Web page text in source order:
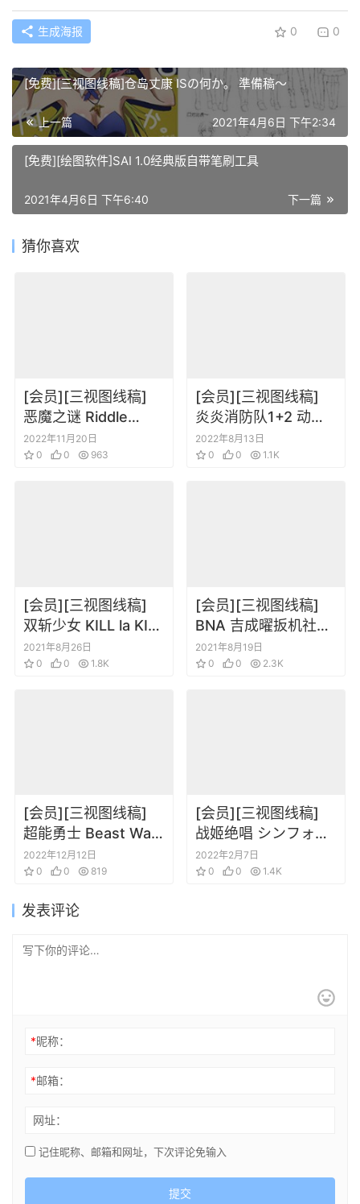
生成海报 0 0
[免费][三视图线稿]仓岛丈康 ISの何か。 準備稿～
上一篇 2021年4月6日 下午2:34
[免费][绘图软件]SAI 1.0经典版自带笔刷工具
下一篇
2021年4月6日 下午6:40
猜你喜欢
[会员][三视图线稿]
恶魔之谜 Riddle
Story of Devil 设定资
料集
2022年11月20日
0
0 963
[会员][三视图线稿]
炎炎消防队1+2 动画
资料设定线稿集
2022年8月13日
0
0 1.1K
[会员][三视图线稿]
双斩少女 KILL la KILL
斩服少女线稿原画集 1
2021年8月26日
0
0 1.8K
[会员][三视图线稿]
BNA 吉成曜扳机社动
物新世代设定集画集
2021年8月19日
0
0 2.3K
[会员][三视图线稿]
超能勇士 Beast Wars
Transformers model
sheets
2022年12月12日
0
0 819
[会员][三视图线稿]
战姬绝唱 シンフォギ
ア 企划提案书
2022年2月7日
0
0 1.4K
发表评论
*昵称：
*邮箱：
网址：
记住昵称、邮箱和网址，下次评论免输入
提交